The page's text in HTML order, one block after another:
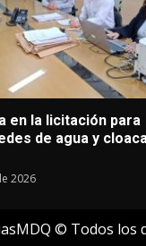
en la licitación para
de agua y
2026
© Todos los